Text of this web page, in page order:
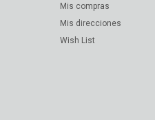
Mis compras
Mis direcciones
Wish List